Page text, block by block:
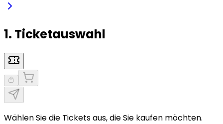
1. Ticketauswahl
Wählen Sie die Tickets aus, die Sie kaufen möchten.